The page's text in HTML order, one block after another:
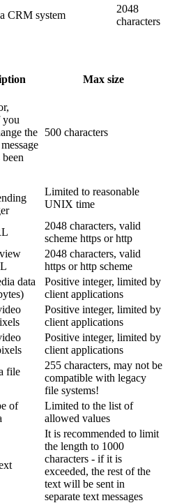
CRM system
2048
characters
Max size
you
the
500 characters
Limited to reasonable
UNIX time
2048 characters, valid
scheme https or http
2048 characters, valid
https or http scheme
data
Positive integer, limited by
client applications
Positive integer, limited by
client applications
Positive integer, limited by
client applications
file
255 characters, may not be
compatible with legacy
file systems!
of
Limited to the list of
allowed values
It is recommended to limit
the length to 1000
characters - if it is
exceeded, the rest of the
text will be sent in
separate text messages